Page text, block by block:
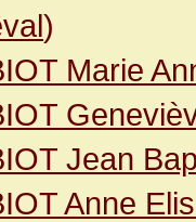
)
Marie
Jean
Anne